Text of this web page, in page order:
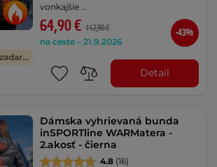
Výmena veľkosti zadarmo
vonkajšie …
64,90 € 112,90 €
na ceste – 21.9.2026
-43%
Detail
Dámska vyhrievaná bunda
inSPORTline WARMatera -
2.akosť - čierna
4.8 (16)